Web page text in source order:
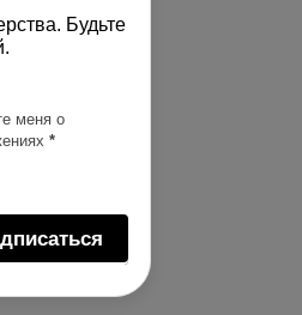
Будьте
меня о
*